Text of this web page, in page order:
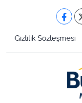
Gizlilik Sözleşmesi